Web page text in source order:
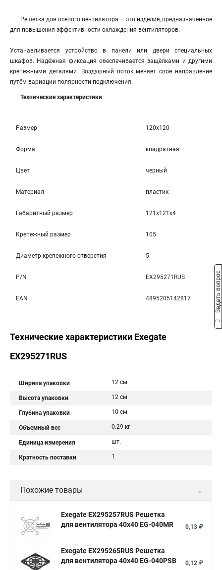
Решетка для осевого вентилятора – это изделие, предназначенное
для повышения эффективности охлаждения вентиляторов.
Устанавливается устройство в панели или двери специальных
шкафов. Надёжная фиксация обеспечивается защёлками и другими
крепёжными деталями. Воздушный поток меняет своё направление
путём вариации полярности подключения.
Технические характеристики
Размер 120x120
Форма квадратная
Цвет черный
Материал пластик
Габаритный размер 121x121x4
Крепежный размер 105
Диаметр крепежного отверстия 5
P/N EX295271RUS
EAN 4895205142817
Технические характеристики Exegate
EX295271RUS
Ширина упаковки 12 см
Высота упаковки 12 см
Глубина упаковки 10 см
Объемный вес 0.29 кг
Единица измерения шт.
Кратность поставки 1
Похожие товары
Exegate EX295257RUS Решетка
для вентилятора 40x40 EG-040MR
0,13 ₽
Exegate EX295265RUS Решетка
для вентилятора 40x40 EG-040PSB
0,12 ₽
Задать вопрос